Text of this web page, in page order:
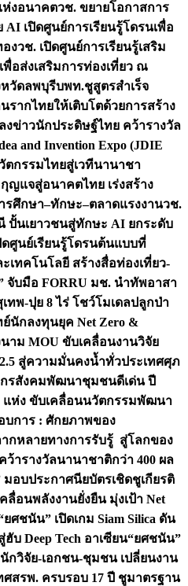
ห่งอนาคตวช. ขยายโอกาสการ
AI เปิดศูนย์การเรียนรู้โดรนเพื่อ
องวช. เปิดศูนย์การเรียนรู้เสริม
อส่งเสริมการท่องเที่ยว ณ
หวัดลพบุรีบพท.ชูสูตรสำเร็จ
รากไทยให้เติบโตด้วยการสร้าง
งข่าวนักประดิษฐ์ไทย คว้ารางวัล
and Invention Expo (JDIE
ตกรรมไทยสู่เวทีนานาชา
แจสู่อนาคตไทย เร่งสร้าง
ารศึกษา–ทักษะ–ตลาดแรงงานวช.
ปั้นเยาวชนสู่ทักษะ AI ยกระดับ
ดศูนย์เรียนรู้โดรนต้นแบบที่
เทคโนโลยี สร้างสื่อท่องเที่ยว-
จับมือ FORRU มช. นำทัพอาสา
ทพ-ปุย 8 ไร่ โชว์โมเดลปลูกป่า
นักลงทุนยุค Net Zero &
าม MOU ขับเคลื่อนงานวิจัย
สู่ความมั่นคงน้ำทั่วประเทศศุภ
กรสังคมพัฒนาชุมชนดีเด่น ปี
แห่ง ขับเคลื่อนนวัตกรรมพัฒนา
บการ : ศักยภาพของ
กหลายทางการรับรู้ สู่โลกของ
ว้ารางวัลนานาชาติกว่า 400 ผล
มอบประกาศนียบัตรเชิดชูเกียรติ
อนพลังงานยั่งยืน มุ่งเป้า Net
ศชนัน” เปิดเกม Siam Silica ดัน
บ Deep Tech อาเซียน“ยศชนัน”
นักวิจัย-เอกชน-ชุมชน เปลี่ยนงาน
ศสรพ. ครบรอบ 17 ปี ชูมาตรฐาน